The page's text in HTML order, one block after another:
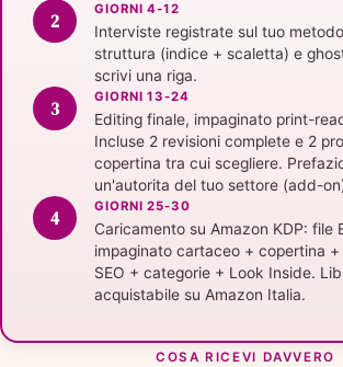
GIORNI 4-12
Interviste registrate sul tuo
struttura (indice + scaletta) e
scrivi una riga.
GIORNI 13-24
Editing finale, impaginato print-
Incluse 2 revisioni complete e 2
copertina tra cui scegliere.
un'autorita del tuo settore (add-
GIORNI 25-30
Caricamento su Amazon KDP: file
impaginato cartaceo + copertina
SEO + categorie + Look Inside.
acquistabile su Amazon Italia.
COSA RICEVI DAVVERO